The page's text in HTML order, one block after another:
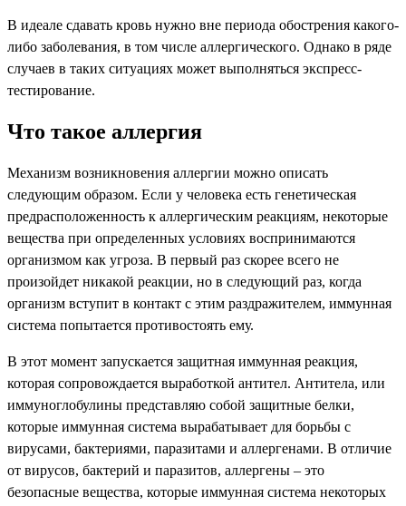
В идеале сдавать кровь нужно вне периода обострения какого-
либо заболевания, в том числе аллергического. Однако в ряде
случаев в таких ситуациях может выполняться экспресс-
тестирование.
Что такое аллергия
Механизм возникновения аллергии можно описать
следующим образом. Если у человека есть генетическая
предрасположенность к аллергическим реакциям, некоторые
вещества при определенных условиях воспринимаются
организмом как угроза. В первый раз скорее всего не
произойдет никакой реакции, но в следующий раз, когда
организм вступит в контакт с этим раздражителем, иммунная
система попытается противостоять ему.
В этот момент запускается защитная иммунная реакция,
которая сопровождается выработкой антител. Антитела, или
иммуноглобулины представляю собой защитные белки,
которые иммунная система вырабатывает для борьбы с
вирусами, бактериями, паразитами и аллергенами. В отличие
от вирусов, бактерий и паразитов, аллергены – это
безопасные вещества, которые иммунная система некоторых